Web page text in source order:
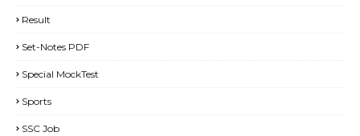
Result
Set-Notes PDF
Special MockTest
Sports
SSC Job